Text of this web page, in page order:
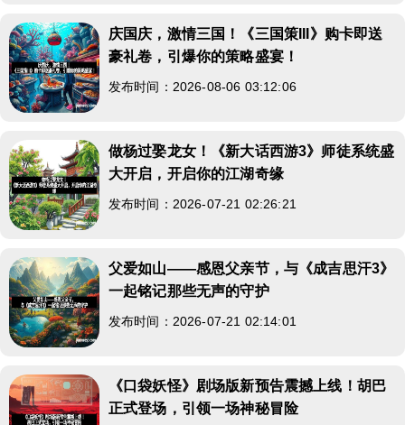
庆国庆，激情三国！《三国策III》购卡即送
豪礼卷，引爆你的策略盛宴！
发布时间：2026-08-06 03:12:06
做杨过娶龙女！《新大话西游3》师徒系统盛
大开启，开启你的江湖奇缘
发布时间：2026-07-21 02:26:21
父爱如山——感恩父亲节，与《成吉思汗3》
一起铭记那些无声的守护
发布时间：2026-07-21 02:14:01
《口袋妖怪》剧场版新预告震撼上线！胡巴
正式登场，引领一场神秘冒险